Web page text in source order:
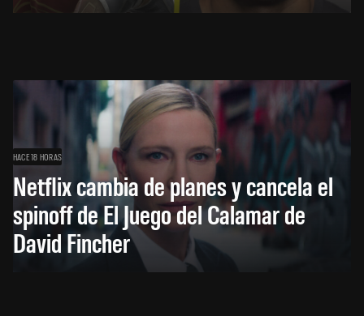
HACE 18 HORAS
Netflix cambia de planes y cancela el
spinoff de El Juego del Calamar de
David Fincher